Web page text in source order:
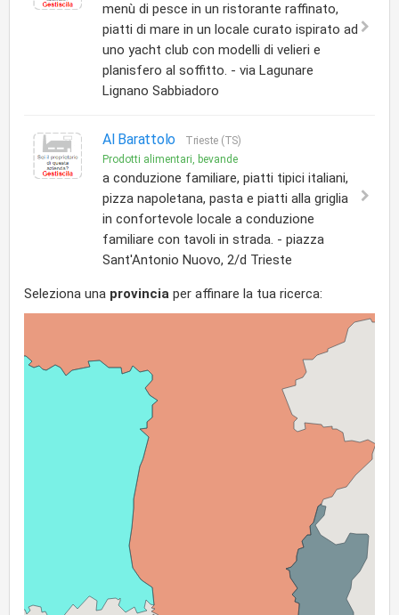
menù di pesce in un ristorante raffinato,
piatti di mare in un locale curato ispirato ad
uno yacht club con modelli di velieri e
planisfero al soffitto. - via Lagunare
Lignano Sabbiadoro
Al Barattolo
Trieste (TS)
Prodotti alimentari, bevande
a conduzione familiare, piatti tipici italiani,
pizza napoletana, pasta e piatti alla griglia
in confortevole locale a conduzione
familiare con tavoli in strada. - piazza
Sant'Antonio Nuovo, 2/d Trieste
Seleziona una provincia per affinare la tua ricerca: